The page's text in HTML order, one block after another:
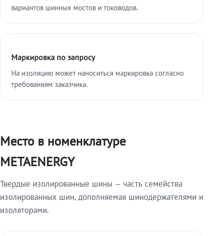
вариантов шинных мостов и тоководов.
Маркировка по запросу
На изоляцию может наноситься маркировка согласно
требованиям заказчика.
Место в номенклатуре
METAENERGY
Твердые изолированные шины — часть семейства
изолированных шин, дополняемая шинодержателями и
изоляторами.